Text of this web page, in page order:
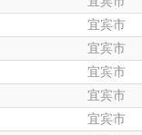
宜宾市
宜宾市
宜宾市
宜宾市
宜宾市